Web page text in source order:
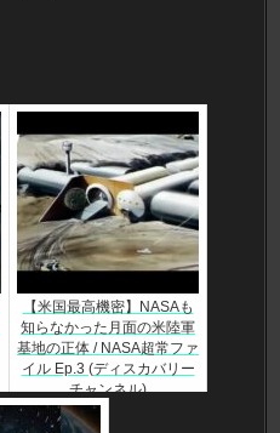
【米国最高機密】NASAも
知らなかった月面の米陸軍
基地の正体 / NASA超常ファ
イル Ep.3 (ディスカバリー
チャンネル)